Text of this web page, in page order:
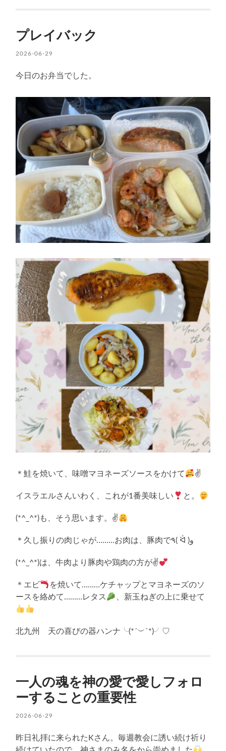
プレイバック
2026-06-29
今日のお弁当でした。
＊鮭を焼いて、味噌マヨネーズソースをかけて ✌
イスラエルさんいわく、これが1番美味しい と。
(*^_^*)も、そう思います。✌
＊久し振りの肉じゃが………お肉は、豚肉で٩( ᐛ )و
(*^_^*)は、牛肉より豚肉や鶏肉の方が✌
＊エビ
を焼いて………ケチャップとマヨネーズのソ
ースを絡めて………レタス
、新玉ねぎの上に乗せて
北九州 天の喜びの器ハンナ╰(*´︶`*)╯♡
一人の魂を神の愛で愛しフォロ
ーすることの重要性
2026-06-29
昨日礼拝に来られたKさん。毎週教会に誘い続け祈り